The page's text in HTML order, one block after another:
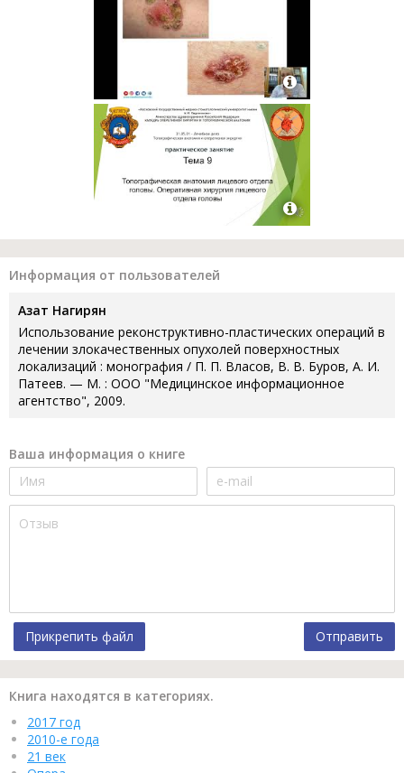
Информация от пользователей
Азат Нагирян
Использование реконструктивно-пластических операций в
лечении злокачественных опухолей поверхностных
локализаций : монография / П. П. Власов, В. В. Буров, А. И.
Патеев. — М. : ООО "Медицинское информационное
агентство", 2009.
Ваша информация о книге
Прикрепить файл Отправить
Книга находятся в категориях.
2017 год
2010-е года
21 век